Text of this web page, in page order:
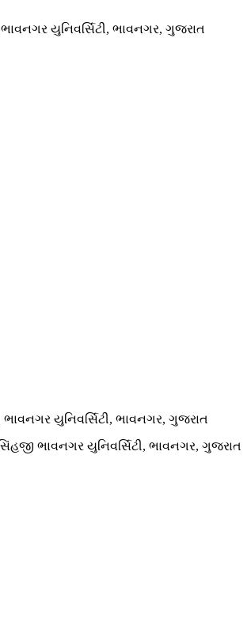
યુનિવર્સિટી, ભાવનગર, ગુજરાત
ભાવનગર યુનિવર્સિટી, ભાવનગર, ગુજરાત
ભાવનગર યુનિવર્સિટી, ભાવનગર, ગુજરાત